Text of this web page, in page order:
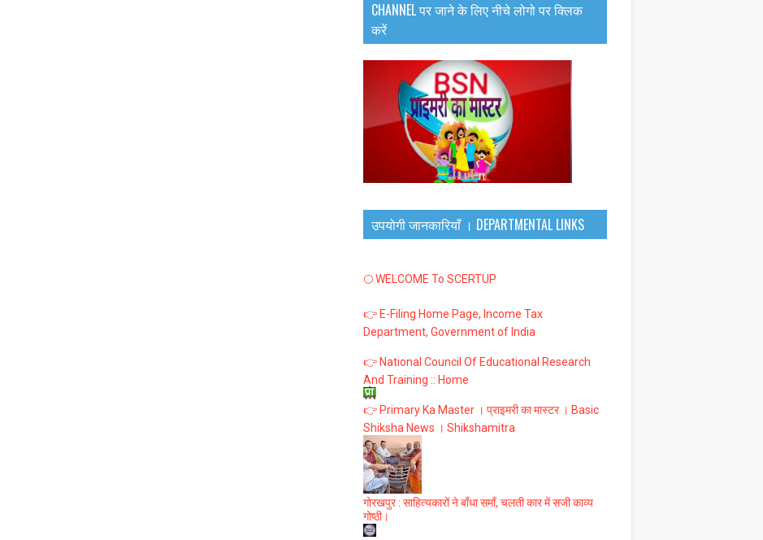
CHANNEL पर जाने के लिए नीचे लोगो पर क्लिक
करें
उपयोगी जानकारियाँ । DEPARTMENTAL LINKS
🌕 WELCOME To SCERTUP
👉 E-Filing Home Page, Income Tax
Department, Government of India
👉 National Council Of Educational Research
And Training :: Home
👉 Primary Ka Master । प्राइमरी का मास्टर । Basic
Shiksha News । Shikshamitra
गोरखपुर : साहित्यकारों ने बाँधा समाँ, चलती कार में सजी काव्य
गोष्ठी।